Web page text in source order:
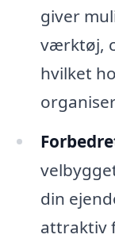
giver
værktøj,
hvilket
din
attraktiv